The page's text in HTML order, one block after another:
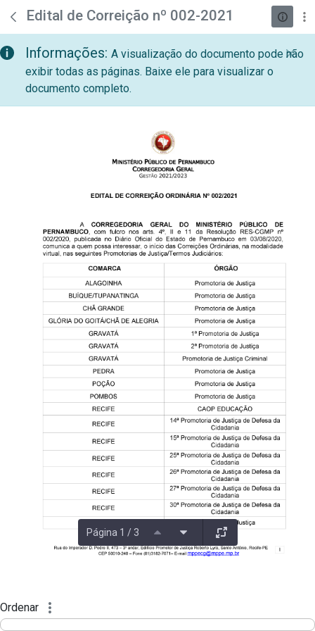
Pular para o Conteúdo principal
teste descricao
Edital de Correição nº 002-2021
Informações: A visualização do documento pode não
exibir todas as páginas. Baixe ele para visualizar o
documento completo.
Página 1 / 3
Ordenar